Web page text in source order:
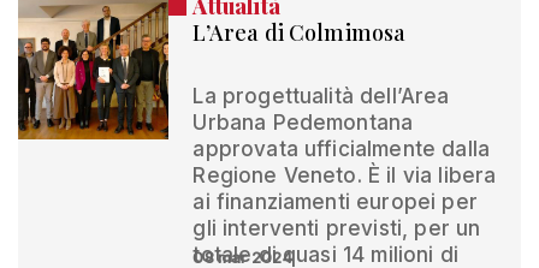
Attualità
L’Area di Colmimosa
La progettualità dell’Area
Urbana Pedemontana
approvata ufficialmente dalla
Regione Veneto. È il via libera
ai finanziamenti europei per
gli interventi previsti, per un
totale di quasi 14 milioni di
08 mar 2024